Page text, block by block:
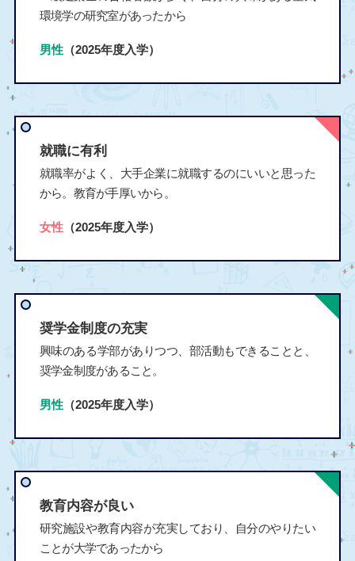
環境学の研究室があったから
男性（2025年度入学）
就職に有利
就職率がよく、大手企業に就職するのにいいと思った
から。教育が手厚いから。
女性（2025年度入学）
奨学金制度の充実
興味のある学部がありつつ、部活動もできることと、
奨学金制度があること。
男性（2025年度入学）
教育内容が良い
研究施設や教育内容が充実しており、自分のやりたい
ことが大学であったから